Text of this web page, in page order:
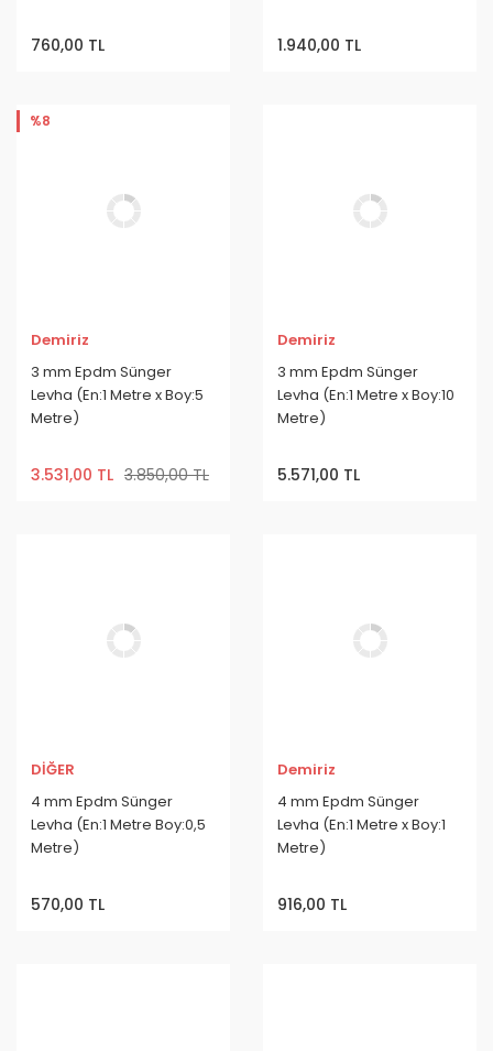
760,00 TL 1.940,00 TL
%8
Demiriz
3 mm Epdm Sünger
Levha (En:1 Metre x Boy:5
Metre)
3.531,00 TL 3.850,00 TL
Demiriz
3 mm Epdm Sünger
Levha (En:1 Metre x Boy:10
Metre)
5.571,00 TL
DİĞER
4 mm Epdm Sünger
Levha (En:1 Metre Boy:0,5
Metre)
570,00 TL
Demiriz
4 mm Epdm Sünger
Levha (En:1 Metre x Boy:1
Metre)
916,00 TL